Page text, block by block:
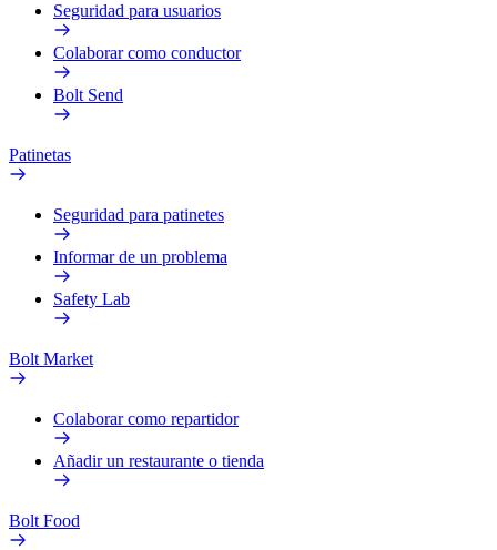
Seguridad para usuarios
Colaborar como conductor
Bolt Send
Patinetas
Seguridad para patinetes
Informar de un problema
Safety Lab
Bolt Market
Colaborar como repartidor
Añadir un restaurante o tienda
Bolt Food